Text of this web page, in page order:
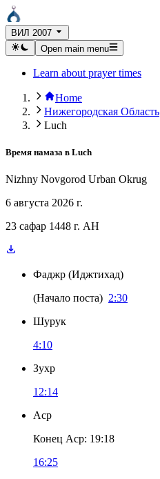
ВИЛ 2007
Open main menu
Learn about prayer times
Home
Нижегородская Область
Luch
Время намаза в Luch
Nizhny Novgorod Urban Okrug
6 августа 2026 г.
23 сафар 1448 г. AH
Фаджр (Иджтихад)
(Начало поста) 2:30
Шурук
4:10
Зухр
12:14
Аср
Конец Аср: 19:18
16:25